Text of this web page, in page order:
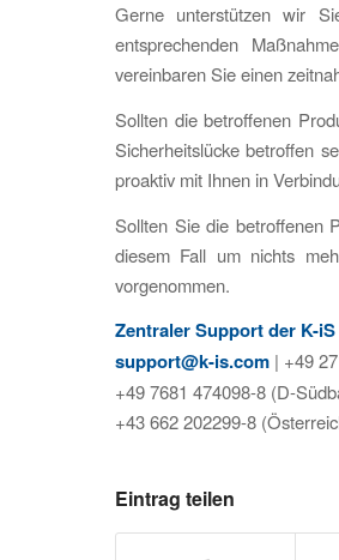
Gerne unterstützen wir
entsprechenden
vereinbaren Sie einen
Sollten die betroffenen
Sicherheitslücke betroffen
proaktiv mit Ihnen in
Sollten Sie die betroffenen
diesem Fall um nichts
vorgenommen.
Zentraler Support der K-
support@k-is.com | +49
+49 7681 474098-8 (D-
+43 662 202299-8
Eintrag teilen